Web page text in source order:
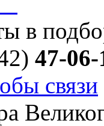
в
47-06-
связи